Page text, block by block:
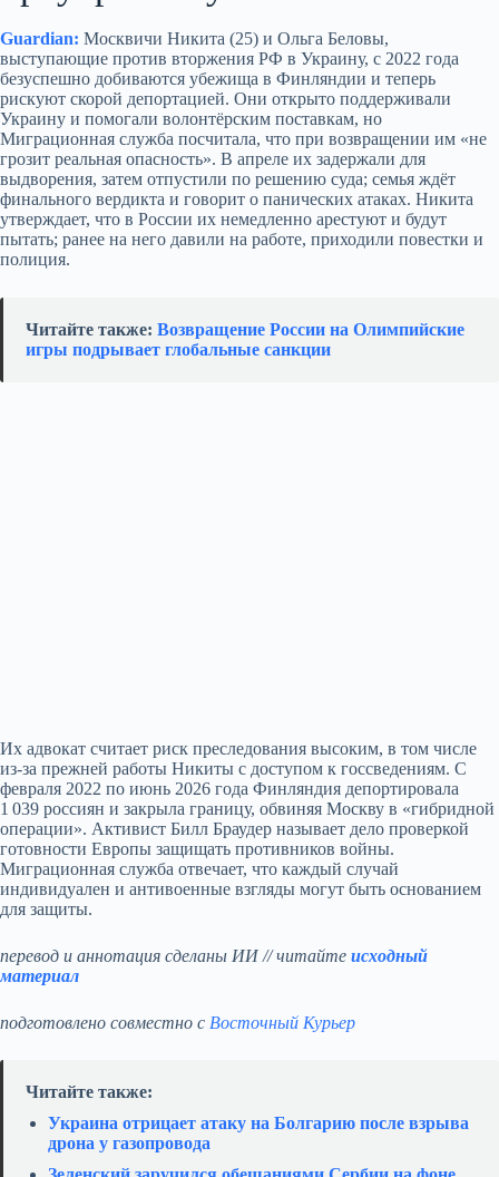
Guardian: Москвичи Никита (25) и Ольга Беловы,
выступающие против вторжения РФ в Украину, с 2022 года
безуспешно добиваются убежища в Финляндии и теперь
рискуют скорой депортацией. Они открыто поддерживали
Украину и помогали волонтёрским поставкам, но
Миграционная служба посчитала, что при возвращении им «не
грозит реальная опасность». В апреле их задержали для
выдворения, затем отпустили по решению суда; семья ждёт
финального вердикта и говорит о панических атаках. Никита
утверждает, что в России их немедленно арестуют и будут
пытать; ранее на него давили на работе, приходили повестки и
полиция.
Читайте также: Возвращение России на Олимпийские
игры подрывает глобальные санкции
Их адвокат считает риск преследования высоким, в том числе
из‑за прежней работы Никиты с доступом к госсведениям. С
февраля 2022 по июнь 2026 года Финляндия депортировала
1 039 россиян и закрыла границу, обвиняя Москву в «гибридной
операции». Активист Билл Браудер называет дело проверкой
готовности Европы защищать противников войны.
Миграционная служба отвечает, что каждый случай
индивидуален и антивоенные взгляды могут быть основанием
для защиты.
перевод и аннотация сделаны ИИ // читайте исходный
материал
подготовлено совместно с Восточный Курьер
Читайте также:
Украина отрицает атаку на Болгарию после взрыва
дрона у газопровода